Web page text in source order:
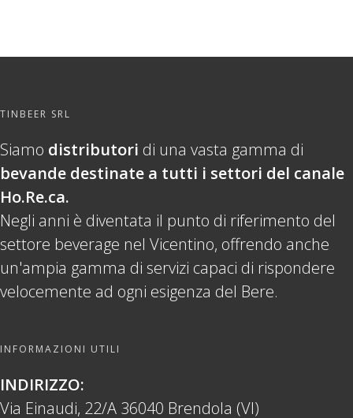
TINBEER SRL
Siamo distributori di una vasta gamma di
bevande destinate a tutti i settori del canale
Ho.Re.ca.
Negli anni è diventata il punto di riferimento del
settore beverage nel Vicentino, offrendo anche
un'ampia gamma di servizi capaci di rispondere
velocemente ad ogni esigenza del Bere.
INFORMAZIONI UTILI
INDIRIZZO:
Via Einaudi, 22/A 36040 Brendola (VI)